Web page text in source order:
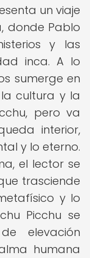
un viaje
donde Pablo
y las
inca. A lo
sumerge en
cultura y la
pero va
interior,
y lo eterno.
el lector se
trasciende
y lo
Picchu se
elevación
humana